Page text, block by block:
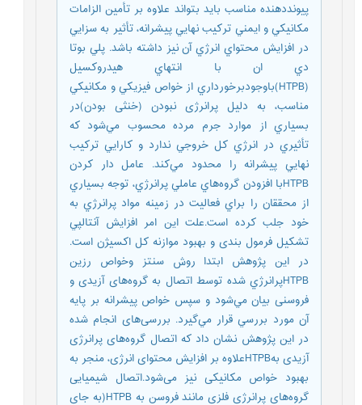
پیونددهنده مناسب بايد بتواند علاوه بر تأمين الزامات
مکانيکي و ايمني ترکيب نهايي پيشرانه، تأثير به سزايي
در افزايش محتواي انرژي آن نيز داشته باشد. پلي بوتا
دي ان با انتهاي هيدروکسيل
(HTPB)باوجودبرخورداري از خواص فيزيکي و مکانيکي
مناسب، به دليل پرانرژی نبودن (خنثی بودن)در
بسياري از موارد جرم مرده محسوب مي‌شود که
تأثيري در انرژي کل خروجي ندارد و کارايي ترکيب
نهايي پيشرانه را محدود مي‌کند. عامل دار کردن
HTPBبا افزودن گروه‌هاي عاملي پرانرژي، توجه بسياري
از محققان را براي فعاليت در زمينه مواد پرانرژي به
خود جلب کرده است.علت این امر افزايش آنتالپي
تشکيل فرمول بندی و بهبود موازنه کل اکسيژن است.
در اين پژوهش ابتدا روش سنتز وخواص رزين
HTPBپرانرژي شده توسط اتصال به گروه‌های آزیدی و
فروسنی بيان مي‌شود و سپس خواص پيشرانه بر پايه
آن مورد بررسي قرار مي‌گيرد. بررسی‌های انجام شده
در این پژوهش نشان داد که اتصال گروه‌های پرانرژی
آزیدی بهHTPBعلاوه بر افزایش محتوای انرژی، منجر به
بهبود خواص مکانیکی نیز می‌شود.اتصال شیمیایی
گروه‌های پرانرژی فلزی مانند فروسن به HTPB(به جای